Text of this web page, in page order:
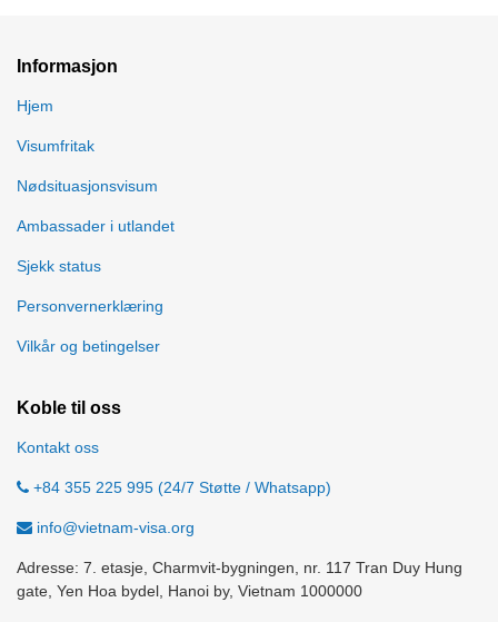
Informasjon
Hjem
Visumfritak
Nødsituasjonsvisum
Ambassader i utlandet
Sjekk status
Personvernerklæring
Vilkår og betingelser
Koble til oss
Kontakt oss
+84 355 225 995 (24/7 Støtte / Whatsapp)
info@vietnam-visa.org
Adresse: 7. etasje, Charmvit-bygningen, nr. 117 Tran Duy Hung
gate, Yen Hoa bydel, Hanoi by, Vietnam 1000000